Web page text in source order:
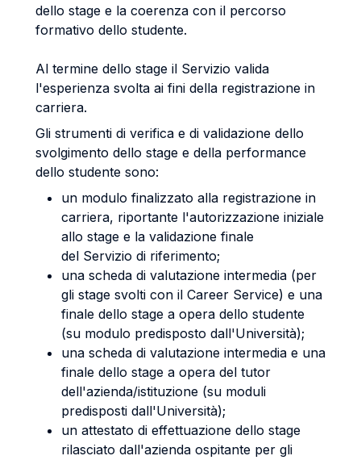
dello stage e la coerenza con il percorso
formativo dello studente.
Al termine dello stage il Servizio valida
l'esperienza svolta ai fini della registrazione in
carriera.
Gli strumenti di verifica e di validazione dello
svolgimento dello stage e della performance
dello studente sono:
un modulo finalizzato alla registrazione in
carriera, riportante l'autorizzazione iniziale
allo stage e la validazione finale
del Servizio di riferimento;
una scheda di valutazione intermedia (per
gli stage svolti con il Career Service) e una
finale dello stage a opera dello studente
(su modulo predisposto dall'Università);
una scheda di valutazione intermedia e una
finale dello stage a opera del tutor
dell'azienda/istituzione (su moduli
predisposti dall'Università);
un attestato di effettuazione dello stage
rilasciato dall'azienda ospitante per gli